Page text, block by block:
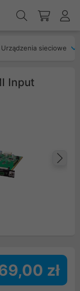
Urządzenia sieciowe
Input
zł